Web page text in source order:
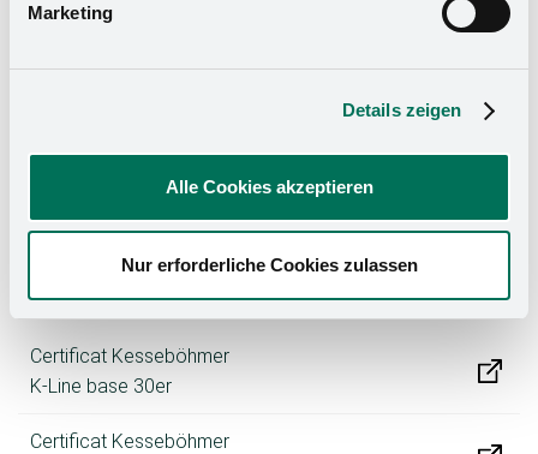
Marketing
Details zeigen
Alle Cookies akzeptieren
Nur erforderliche Cookies zulassen
certificats de K-Line
Certificat Kesseböhmer
K-Line base 30er
Certificat Kesseböhmer